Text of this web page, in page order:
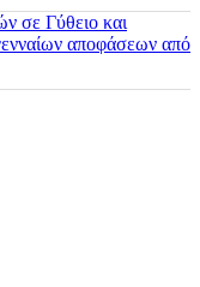
σε Γύθειο και
αποφάσεων από